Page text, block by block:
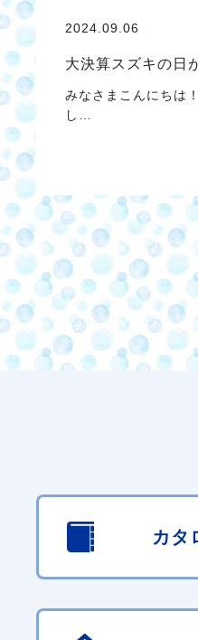
2024.09.06
大決算スズキの日
みなさまこんにちは
し…
カタ